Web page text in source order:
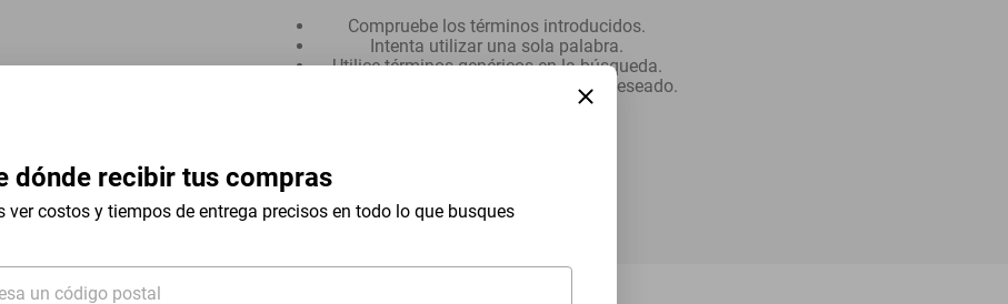
dónde recibir tus compras
ver costos y tiempos de entrega precisos en todo lo que busques
un código postal
Compruebe los términos introducidos.
Intenta utilizar una sola palabra.
Utilice términos genéricos en la búsqueda.
Busque utilizar sinónimos al término deseado.